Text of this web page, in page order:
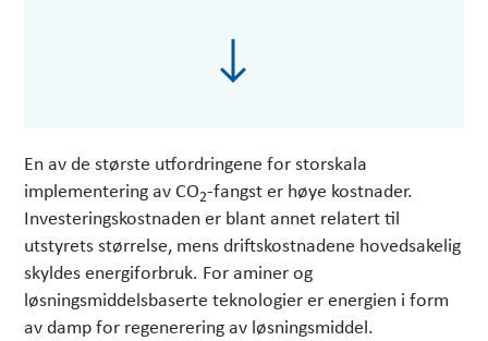
En av de største utfordringene for storskala
implementering av CO2-fangst er høye kostnader.
Investeringskostnaden er blant annet relatert til
utstyrets størrelse, mens driftskostnadene hovedsakelig
skyldes energiforbruk. For aminer og
løsningsmiddelsbaserte teknologier er energien i form
av damp for regenerering av løsningsmiddel.